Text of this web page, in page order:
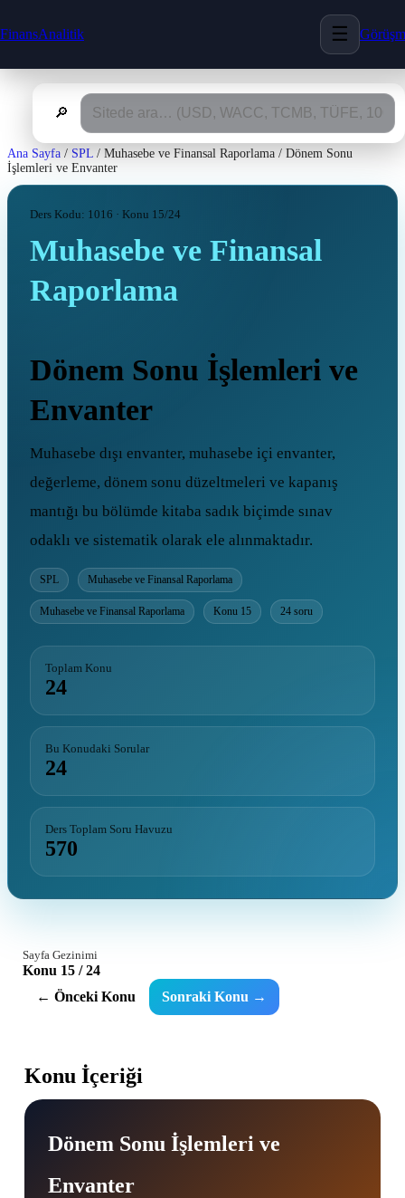
FinansAnalitik ☰
🔎
Ana Sayfa / SPL / Muhasebe ve Finansal Raporlama / Dönem Sonu
İşlemleri ve Envanter
Ders Kodu: 1016 · Konu 15/24
Muhasebe ve Finansal
Raporlama
Dönem Sonu İşlemleri ve
Envanter
Muhasebe dışı envanter, muhasebe içi envanter,
değerleme, dönem sonu düzeltmeleri ve kapanış
mantığı bu bölümde kitaba sadık biçimde sınav
odaklı ve sistematik olarak ele alınmaktadır.
SPL Muhasebe ve Finansal Raporlama
Muhasebe ve Finansal Raporlama Konu 15 24 soru
Toplam Konu
24
Bu Konudaki Sorular
24
Ders Toplam Soru Havuzu
570
Sayfa Gezinimi
Konu 15 / 24
← Önceki Konu
Sonraki Konu →
Konu İçeriği
Dönem Sonu İşlemleri ve
Envanter